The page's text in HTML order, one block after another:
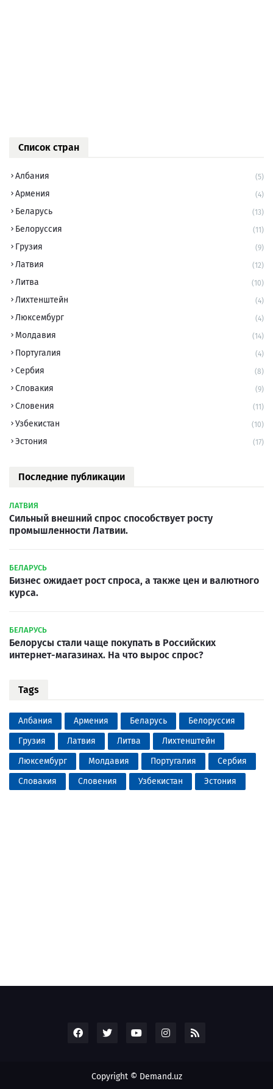
Список стран
Албания (5)
Армения (4)
Беларусь (13)
Белоруссия (11)
Грузия (9)
Латвия (12)
Литва (10)
Лихтенштейн (4)
Люксембург (4)
Молдавия (14)
Португалия (4)
Сербия (8)
Словакия (9)
Словения (11)
Узбекистан (10)
Эстония (17)
Последние публикации
ЛАТВИЯ
Сильный внешний спрос способствует росту
промышленности Латвии.
БЕЛАРУСЬ
Бизнес ожидает рост спроса, а также цен и валютного
курса.
БЕЛАРУСЬ
Белорусы стали чаще покупать в Российских
интернет-магазинах. На что вырос спрос?
Tags
Албания Армения Беларусь
Белоруссия
Грузия
Латвия Литва
Лихтенштейн
Люксембург
Молдавия Португалия
Сербия
Словакия
Словения Узбекистан Эстония
Copyright © Demand.uz